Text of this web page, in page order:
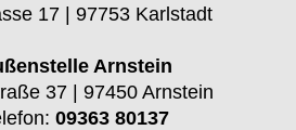
17 | 97753 Karlstadt
Arnstein
37 | 97450 Arnstein
09363 80137